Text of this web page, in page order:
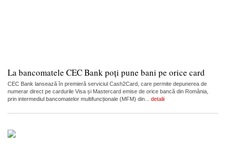
La bancomatele CEC Bank poți pune bani pe orice card
CEC Bank lansează în premieră serviciul Cash2Card, care permite depunerea de
numerar direct pe cardurile Visa și Mastercard emise de orice bancă din România,
prin intermediul bancomatelor multifuncționale (MFM) din... detalii